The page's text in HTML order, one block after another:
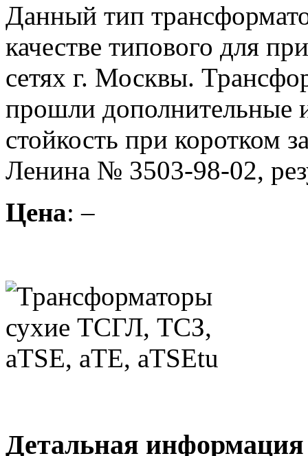
Данный тип
качестве типового для
сетях г. Москвы.
прошли дополнительные
стойкость при коротком
Ленина № 3503-98-02,
Цена: –
Детальная информация